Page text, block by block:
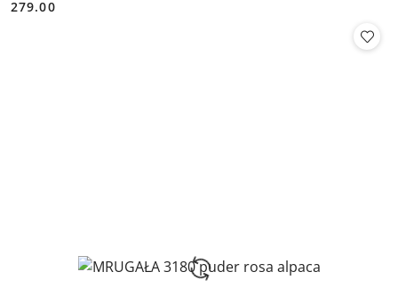
Cena:
279.00